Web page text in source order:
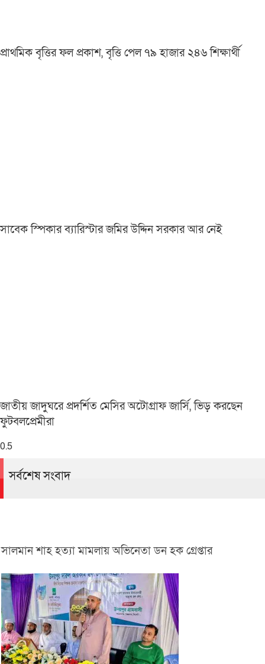
প্রাথমিক বৃত্তির ফল প্রকাশ, বৃত্তি পেল ৭৯ হাজার ২৪৬ শিক্ষার্থী
সাবেক স্পিকার ব্যারিস্টার জমির উদ্দিন সরকার আর নেই
জাতীয় জাদুঘরে প্রদর্শিত মেসির অটোগ্রাফ জার্সি, ভিড় করছেন
ফুটবলপ্রেমীরা
সর্বশেষ সংবাদ
সালমান শাহ হত্যা মামলায় অভিনেতা ডন হক গ্রেপ্তার